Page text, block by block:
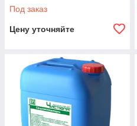
Под заказ
Цену уточняйте